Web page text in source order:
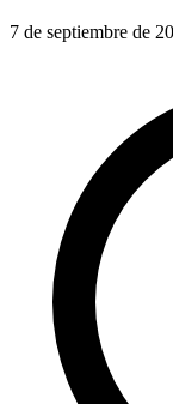
7 de septiembre de